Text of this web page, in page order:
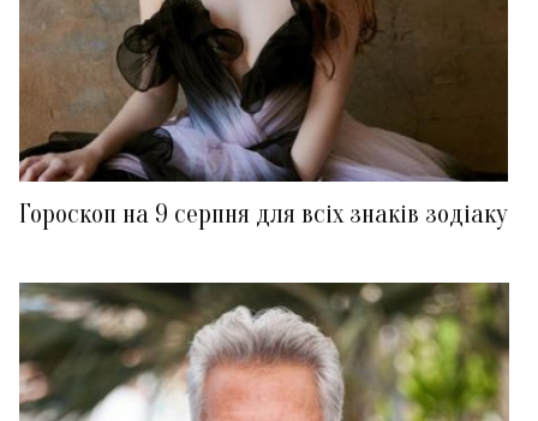
Гороскоп на 9 серпня для всіх знаків зодіаку